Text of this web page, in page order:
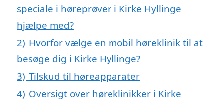
speciale i høreprøver i Kirke Hyllinge
hjælpe med?
2) Hvorfor vælge en mobil høreklinik til at
besøge dig i Kirke Hyllinge?
3) Tilskud til høreapparater
4) Oversigt over høreklinikker i Kirke